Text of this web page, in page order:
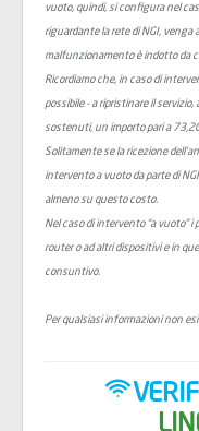
vuoto, quindi, si configura nel
riguardante la rete di NGI,
malfunzionamento è indotto da
Ricordiamo che, in caso di
possibile - a ripristinare il
sostenuti, un importo pari a
Solitamente se la ricezione
intervento a vuoto da parte di
almeno su questo costo.
Nel caso di intervento “a vuoto” i
router o ad altri dispositivi e in
consuntivo.
Per qualsiasi informazioni non